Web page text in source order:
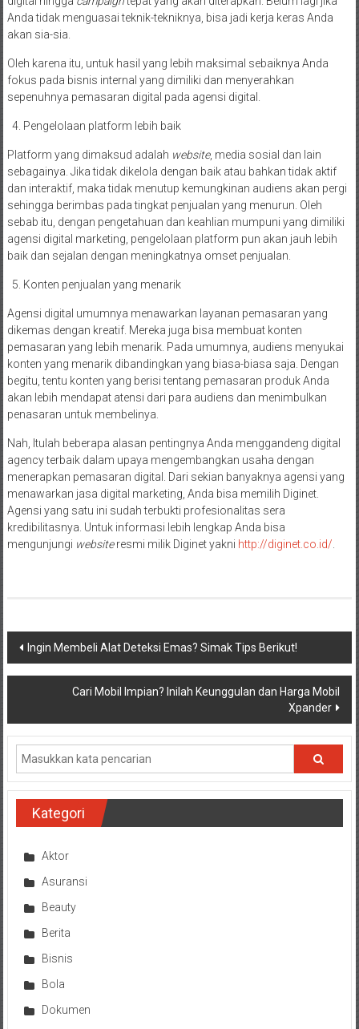
Anda tidak menguasai teknik-tekniknya, bisa jadi kerja keras Anda
akan sia-sia.
Oleh karena itu, untuk hasil yang lebih maksimal sebaiknya Anda
fokus pada bisnis internal yang dimiliki dan menyerahkan
sepenuhnya pemasaran digital pada agensi digital.
Pengelolaan platform lebih baik
Platform yang dimaksud adalah website, media sosial dan lain
sebagainya. Jika tidak dikelola dengan baik atau bahkan tidak aktif
dan interaktif, maka tidak menutup kemungkinan audiens akan pergi
sehingga berimbas pada tingkat penjualan yang menurun. Oleh
sebab itu, dengan pengetahuan dan keahlian mumpuni yang dimiliki
agensi digital marketing, pengelolaan platform pun akan jauh lebih
baik dan sejalan dengan meningkatnya omset penjualan.
Konten penjualan yang menarik
Agensi digital umumnya menawarkan layanan pemasaran yang
dikemas dengan kreatif. Mereka juga bisa membuat konten
pemasaran yang lebih menarik. Pada umumnya, audiens menyukai
konten yang menarik dibandingkan yang biasa-biasa saja. Dengan
begitu, tentu konten yang berisi tentang pemasaran produk Anda
akan lebih mendapat atensi dari para audiens dan menimbulkan
penasaran untuk membelinya.
Nah, Itulah beberapa alasan pentingnya Anda menggandeng digital
agency terbaik dalam upaya mengembangkan usaha dengan
menerapkan pemasaran digital. Dari sekian banyaknya agensi yang
menawarkan jasa digital marketing, Anda bisa memilih Diginet.
Agensi yang satu ini sudah terbukti profesionalitas sera
kredibilitasnya. Untuk informasi lebih lengkap Anda bisa
mengunjungi websiteresmi milik Diginet yakni http://diginet.co.id/
Navigasi
pos
Ingin Membeli Alat Deteksi Emas? Simak Tips Berikut!
Cari Mobil Impian? Inilah Keunggulan dan Harga Mobil
Xpander
Kategori
Aktor
Asuransi
Beauty
Berita
Bisnis
Bola
Dokumen